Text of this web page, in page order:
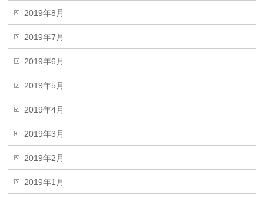
2019年8月
2019年7月
2019年6月
2019年5月
2019年4月
2019年3月
2019年2月
2019年1月